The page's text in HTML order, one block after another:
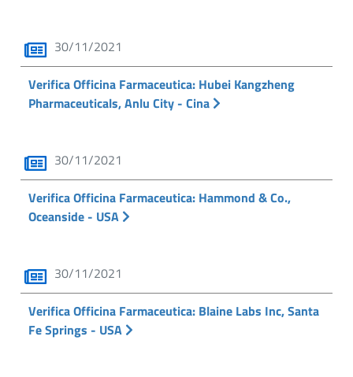
30/11/2021
Verifica Officina Farmaceutica: Hubei Kangzheng
Pharmaceuticals, Anlu City - Cina
30/11/2021
Verifica Officina Farmaceutica: Hammond & Co.,
Oceanside - USA
30/11/2021
Verifica Officina Farmaceutica: Blaine Labs Inc, Santa
Fe Springs - USA